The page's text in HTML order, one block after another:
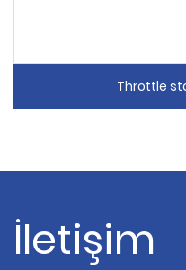
Throttle
İletişim